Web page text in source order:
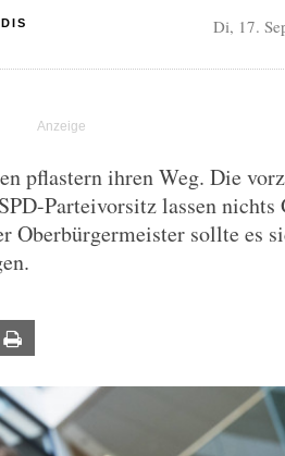
Di, 17.
pflastern ihren Weg. Die
Parteivorsitz lassen nichts
Oberbürgermeister sollte es